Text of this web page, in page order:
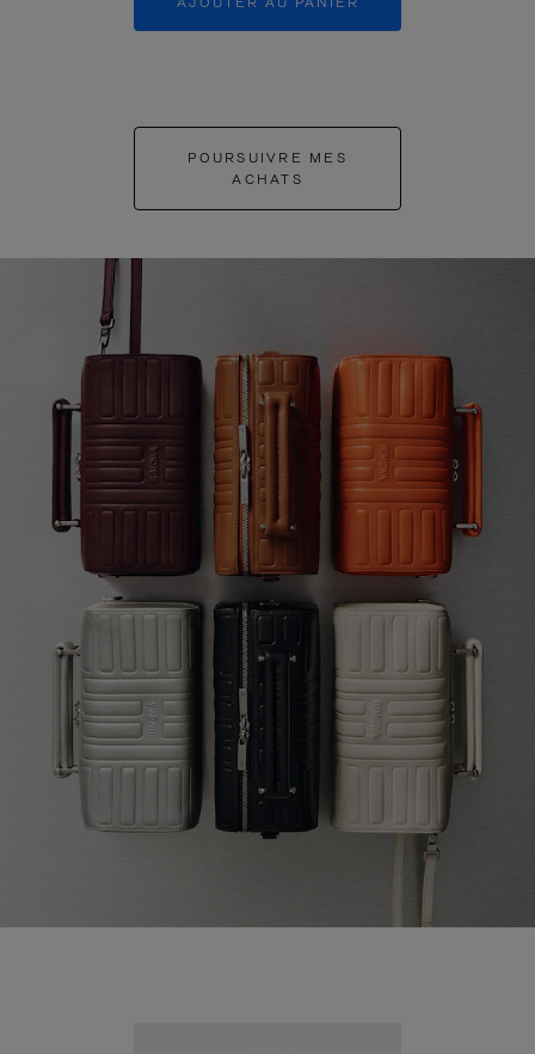
POURSUIVRE MES
ACHATS